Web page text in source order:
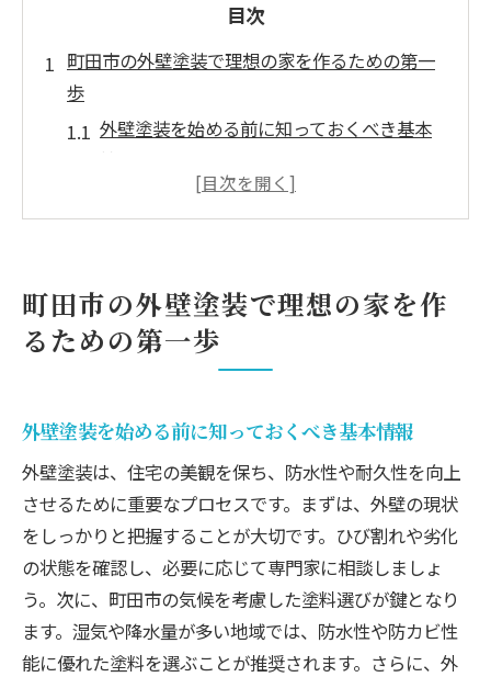
目次
町田市の外壁塗装で理想の家を作るための第一
歩
外壁塗装を始める前に知っておくべき基本
情報
町田市の気候に適した塗料選びのポイント
予算設定と費用対効果を最大化するコツ
外壁塗装のタイミングを見極める方法
外壁塗装で町田市の住宅を美しく保つ方法
長持ちする塗装を実現するメンテナンスの
重要性
色あせや汚れを防ぐ最新技術の紹介
町田市における外壁塗装の法律と規制
エコフレンドリーな塗料を選ぶ理由
トラブルのない外壁塗装のためのアフター
ケア
町田市の外壁塗装で理想の家を作
るための第一歩
外壁塗装を始める前に知っておくべき基本情報
外壁塗装は、住宅の美観を保ち、防水性や耐久性を向上
させるために重要なプロセスです。まずは、外壁の現状
をしっかりと把握することが大切です。ひび割れや劣化
の状態を確認し、必要に応じて専門家に相談しましょ
う。次に、町田市の気候を考慮した塗料選びが鍵となり
ます。湿気や降水量が多い地域では、防水性や防カビ性
能に優れた塗料を選ぶことが推奨されます。さらに、外